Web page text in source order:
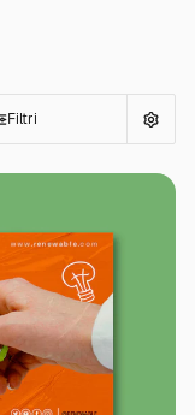
Filtri